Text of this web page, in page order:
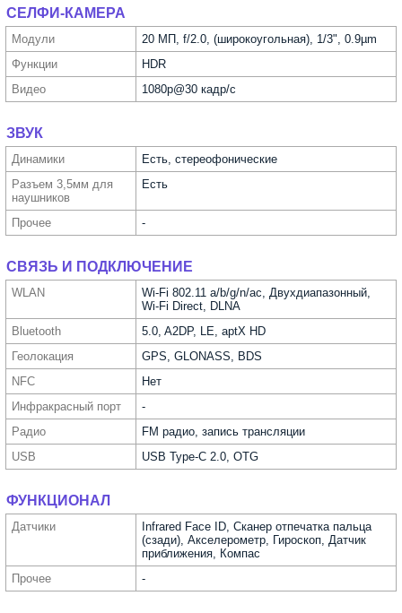
СЕЛФИ-КАМЕРА
Модули
20 МП, f/2.0, (широкоугольная), 1/3", 0.9µm
Функ­ции
HDR
Видео
1080p@30 кадр/с
ЗВУК
Динамики
Есть, стереофонические
Разъем 3,5мм для
науш­ников
Есть
Прочее -
СВЯЗЬ И ПОДКЛЮЧЕНИЕ
WLAN
Wi-Fi 802.11 a/b/g/n/ac, Двухдиапазонный,
Wi-Fi Direct, DLNA
Bluetooth
5.0, A2DP, LE, aptX HD
Геолока­ция
GPS, GLONASS, BDS
NFC
Нет
Инфра­красный порт
-
Радио
FM радио, запись трансляции
USB
USB Type-C 2.0, OTG
ФУНКЦИОНАЛ
Датчики
Infrared Face ID, Сканер отпечатка пальца
(сзади), Акселерометр, Гироскоп, Датчик
приближения, Компас
Прочее
-